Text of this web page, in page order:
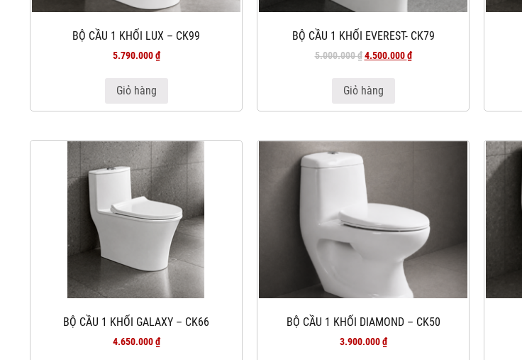
BỘ CẦU 1 KHỐI LUX – CK99
5.790.000₫
Giỏ hàng
BỘ CẦU 1 KHỐI EVEREST- CK79
5.000.000₫ 4.500.000₫
Giỏ hàng
BỘ CẦU 1 KHỐI GALAXY – CK66
4.650.000₫
BỘ CẦU 1 KHỐI DIAMOND – CK50
3.900.000₫